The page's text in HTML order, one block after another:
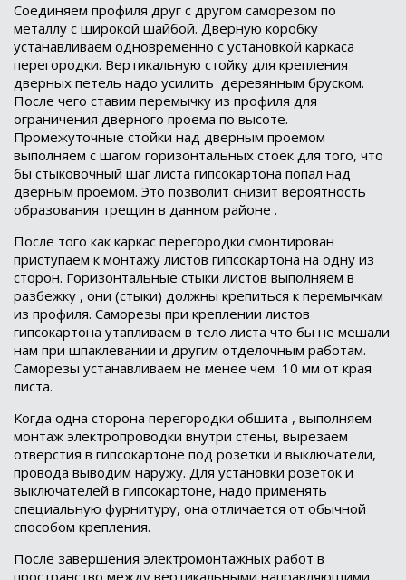
Соединяем профиля друг с другом саморезом по
металлу с широкой шайбой. Дверную коробку
устанавливаем одновременно с установкой каркаса
перегородки. Вертикальную стойку для крепления
дверных петель надо усилить деревянным бруском.
После чего ставим перемычку из профиля для
ограничения дверного проема по высоте.
Промежуточные стойки над дверным проемом
выполняем с шагом горизонтальных стоек для того, что
бы стыковочный шаг листа гипсокартона попал над
дверным проемом. Это позволит снизит вероятность
образования трещин в данном районе .
После того как каркас перегородки смонтирован
приступаем к монтажу листов гипсокартона на одну из
сторон. Горизонтальные стыки листов выполняем в
разбежку , они (стыки) должны крепиться к перемычкам
из профиля. Саморезы при креплении листов
гипсокартона утапливаем в тело листа что бы не мешали
нам при шпаклевании и другим отделочным работам.
Саморезы устанавливаем не менее чем 10 мм от края
листа.
Когда одна сторона перегородки обшита , выполняем
монтаж электропроводки внутри стены, вырезаем
отверстия в гипсокартоне под розетки и выключатели,
провода выводим наружу. Для установки розеток и
выключателей в гипсокартоне, надо применять
специальную фурнитуру, она отличается от обычной
способом крепления.
После завершения электромонтажных работ в
пространство между вертикальными направляющими